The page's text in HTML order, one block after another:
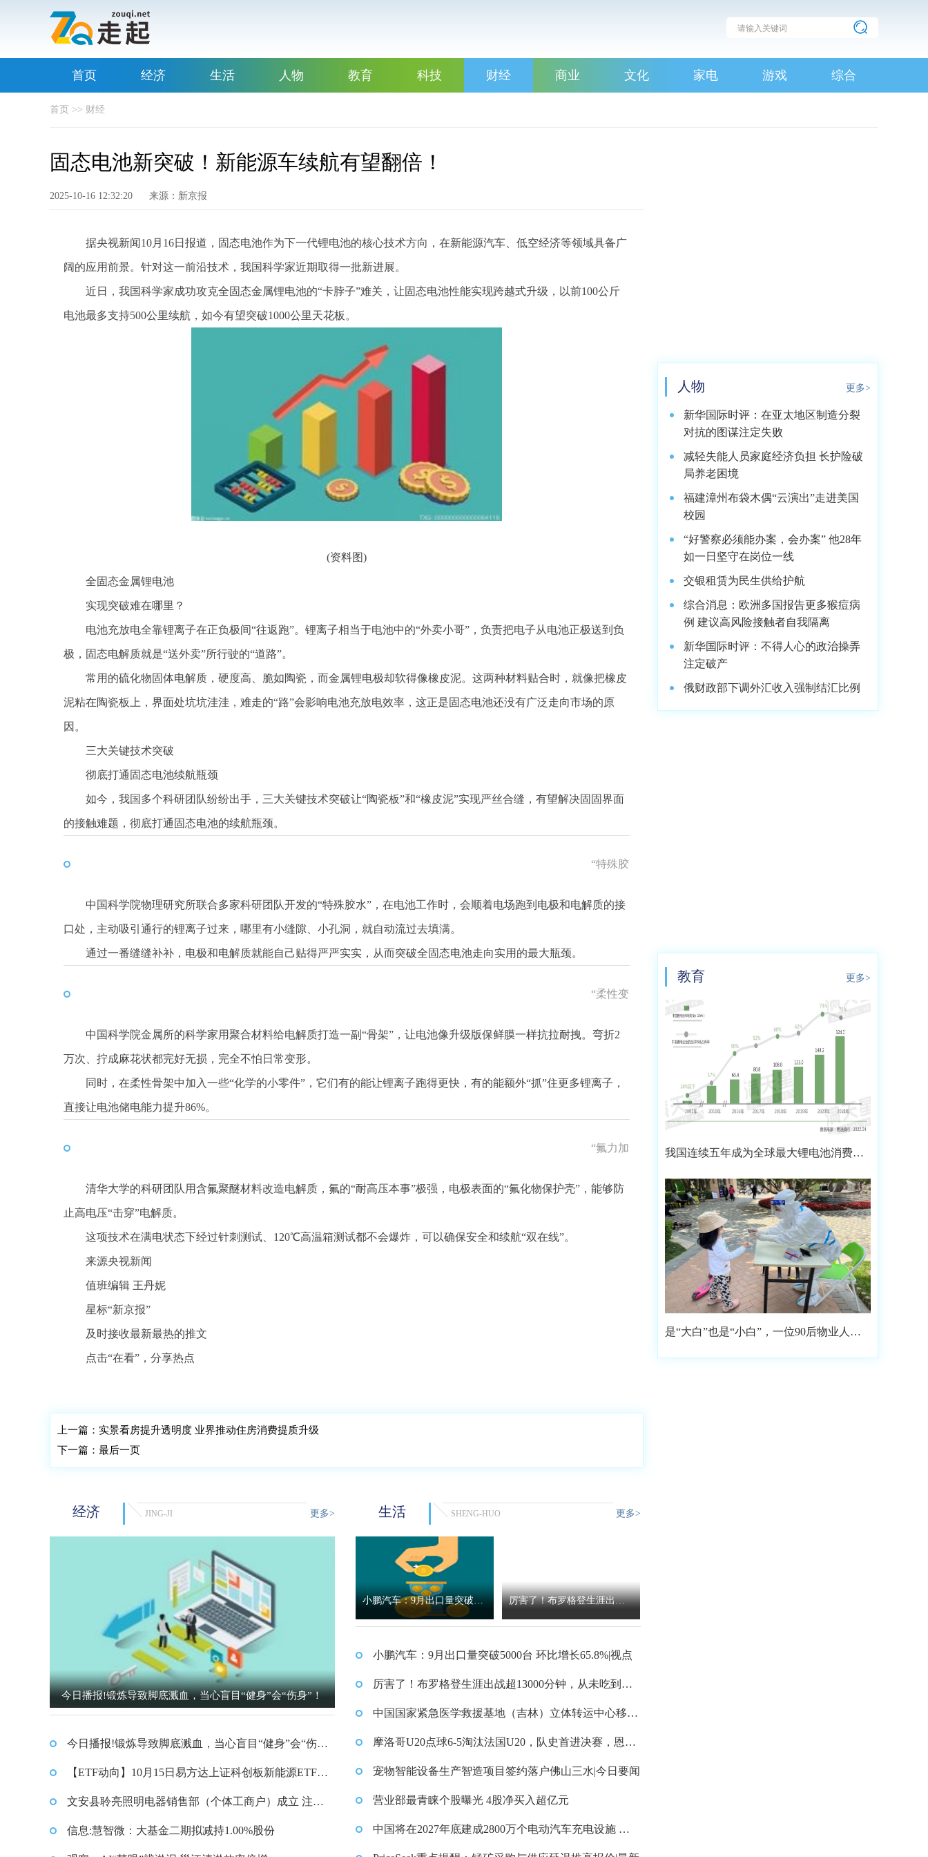
首页 经济 生活 人物 教育 科技 财经 商业 文化 家电 游戏 综合
首页 >> 财经
固态电池新突破！新能源车续航有望翻倍！
2025-10-16 12:32:20 来源：新京报
据央视新闻10月16日报道，固态电池作为下一代锂电池的核心技术方向，在新能源汽车、低空经济等领域具备广
阔的应用前景。针对这一前沿技术，我国科学家近期取得一批新进展。
近日，我国科学家成功攻克全固态金属锂电池的“卡脖子”难关，让固态电池性能实现跨越式升级，以前100公斤
电池最多支持500公里续航，如今有望突破1000公里天花板。
(资料图)
全固态金属锂电池
实现突破难在哪里？
电池充放电全靠锂离子在正负极间“往返跑”。锂离子相当于电池中的“外卖小哥”，负责把电子从电池正极送到负
极，固态电解质就是“送外卖”所行驶的“道路”。
常用的硫化物固体电解质，硬度高、脆如陶瓷，而金属锂电极却软得像橡皮泥。这两种材料贴合时，就像把橡皮
泥粘在陶瓷板上，界面处坑坑洼洼，难走的“路”会影响电池充放电效率，这正是固态电池还没有广泛走向市场的原
因。
三大关键技术突破
彻底打通固态电池续航瓶颈
如今，我国多个科研团队纷纷出手，三大关键技术突破让“陶瓷板”和“橡皮泥”实现严丝合缝，有望解决固固界面
的接触难题，彻底打通固态电池的续航瓶颈。
“特殊胶
中国科学院物理研究所联合多家科研团队开发的“特殊胶水”，在电池工作时，会顺着电场跑到电极和电解质的接
口处，主动吸引通行的锂离子过来，哪里有小缝隙、小孔洞，就自动流过去填满。
通过一番缝缝补补，电极和电解质就能自己贴得严严实实，从而突破全固态电池走向实用的最大瓶颈。
“柔性变
中国科学院金属所的科学家用聚合材料给电解质打造一副“骨架”，让电池像升级版保鲜膜一样抗拉耐拽。弯折2
万次、拧成麻花状都完好无损，完全不怕日常变形。
同时，在柔性骨架中加入一些“化学的小零件”，它们有的能让锂离子跑得更快，有的能额外“抓”住更多锂离子，
直接让电池储电能力提升86%。
“氟力加
清华大学的科研团队用含氟聚醚材料改造电解质，氟的“耐高压本事”极强，电极表面的“氟化物保护壳”，能够防
止高电压“击穿”电解质。
这项技术在满电状态下经过针刺测试、120℃高温箱测试都不会爆炸，可以确保安全和续航“双在线”。
来源央视新闻
值班编辑 王丹妮
星标“新京报”
及时接收最新最热的推文
点击“在看”，分享热点
上一篇： 实景看房提升透明度 业界推动住房消费提质升级
下一篇： 最后一页
经济 JING-JI 更多>
今日播报!锻炼导致脚底溅血，当心盲目“健身”会“伤身”！
今日播报!锻炼导致脚底溅血，当心盲目“健身”会“伤
身”！
【ETF动向】10月15日易方达上证科创板新能源ETF基
金涨1.6%，份额减少1000万份-今日快看
文安县聆亮照明电器销售部（个体工商户）成立 注册
资本10万人民币
信息:慧智微：大基金二期拟减持1.00%股份
生活 SHENG-HUO 更多>
小鹏汽车：9月出口量突破50 厉害了！布罗格登生涯出战
小鹏汽车：9月出口量突破5000台 环比增长65.8%|视点
厉害了！布罗格登生涯出战超13000分钟，从未吃到过
技犯 精选
中国国家紧急医学救援基地（吉林）立体转运中心移动
医院交付
摩洛哥U20点球6-5淘汰法国U20，队史首进决赛，恩盖
桑失点
宠物智能设备生产智造项目签约落户佛山三水|今日要闻
营业部最青睐个股曝光 4股净买入超亿元
中国将在2027年底建成2800万个电动汽车充电设施 每
人物 更多>
新华国际时评：在亚太地区制造分裂
对抗的图谋注定失败
减轻失能人员家庭经济负担 长护险破
局养老困境
福建漳州布袋木偶“云演出”走进美国
校园
“好警察必须能办案，会办案” 他28年
如一日坚守在岗位一线
交银租赁为民生供给护航
综合消息：欧洲多国报告更多猴痘病
例 建议高风险接触者自我隔离
新华国际时评：不得人心的政治操弄
注定破产
俄财政部下调外汇收入强制结汇比例
教育 更多>
我国连续五年成为全球最大锂电池消费市
场 2021年市场占比约达59.4%
是“大白”也是“小白”，一位90后物业人的